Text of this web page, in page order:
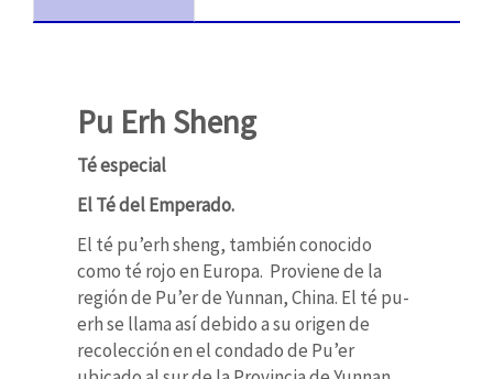
Pu Erh Sheng
Té especial
El Té del Emperado.
El té pu’erh sheng, también conocido
como té rojo en Europa. Proviene de la
región de Pu’er de Yunnan, China. El té pu-
erh se llama así debido a su origen de
recolección en el condado de Pu’er